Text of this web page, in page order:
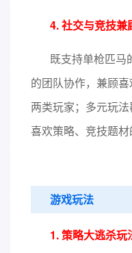
4. 社交与竞技兼
既支持单枪匹马
的团队协作，兼顾
两类玩家；多元玩
喜欢策略、竞技题材
游戏玩法
1. 策略大逃杀玩